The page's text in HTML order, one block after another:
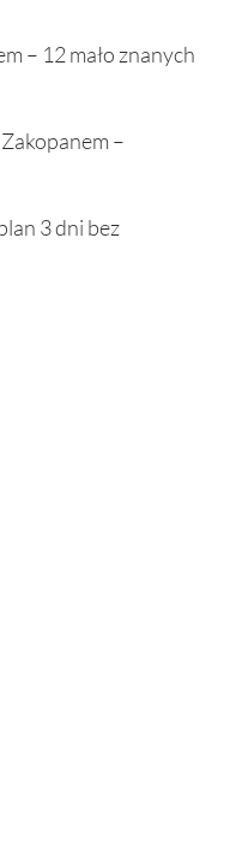
– 12 mało znanych
–
3 dni bez